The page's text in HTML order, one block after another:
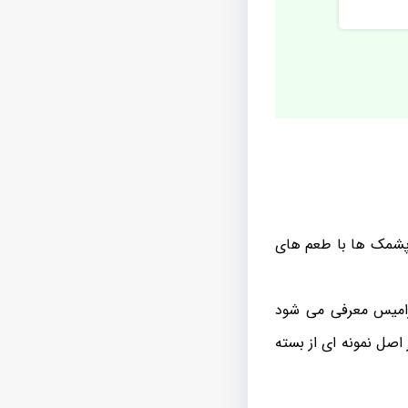
پشمک ها با طعم های
معرفی می شود
نمونه ای از بسته